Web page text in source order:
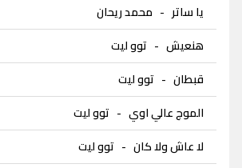
يا ساتر - محمد ريحان
هنعيش - توو ليت
قبطان - توو ليت
الموج عالي اوي - توو ليت
لا عاش ولا كان - توو ليت